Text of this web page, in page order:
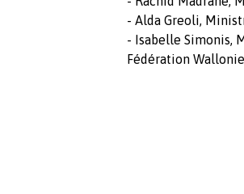
- Alda Greoli,
- Isabelle Simonis,
Fédération